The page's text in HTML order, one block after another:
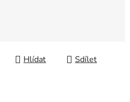
Hlídat Sdílet